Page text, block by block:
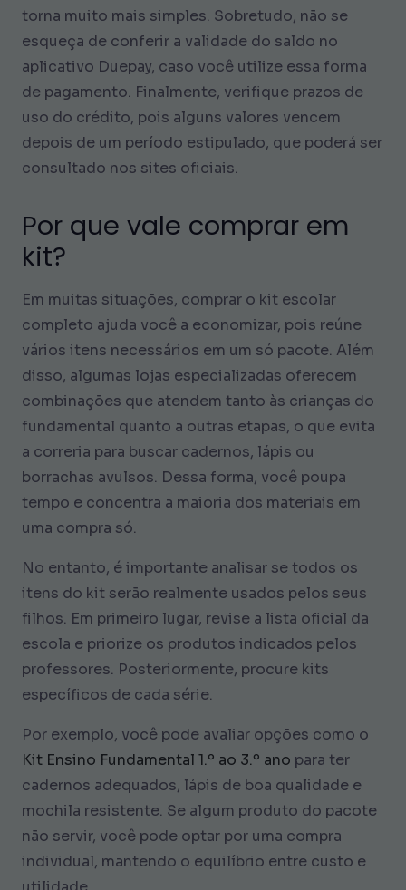
torna muito mais simples. Sobretudo, não se
esqueça de conferir a validade do saldo no
aplicativo Duepay, caso você utilize essa forma
de pagamento. Finalmente, verifique prazos de
uso do crédito, pois alguns valores vencem
depois de um período estipulado, que poderá ser
consultado nos sites oficiais.
Por que vale comprar em
kit?
Em muitas situações, comprar o kit escolar
completo ajuda você a economizar, pois reúne
vários itens necessários em um só pacote. Além
disso, algumas lojas especializadas oferecem
combinações que atendem tanto às crianças do
fundamental quanto a outras etapas, o que evita
a correria para buscar cadernos, lápis ou
borrachas avulsos. Dessa forma, você poupa
tempo e concentra a maioria dos materiais em
uma compra só.
No entanto, é importante analisar se todos os
itens do kit serão realmente usados pelos seus
filhos. Em primeiro lugar, revise a lista oficial da
escola e priorize os produtos indicados pelos
professores. Posteriormente, procure kits
específicos de cada série.
Por exemplo, você pode avaliar opções como o
Kit Ensino Fundamental 1.º ao 3.º ano para ter
cadernos adequados, lápis de boa qualidade e
mochila resistente. Se algum produto do pacote
não servir, você pode optar por uma compra
individual, mantendo o equilíbrio entre custo e